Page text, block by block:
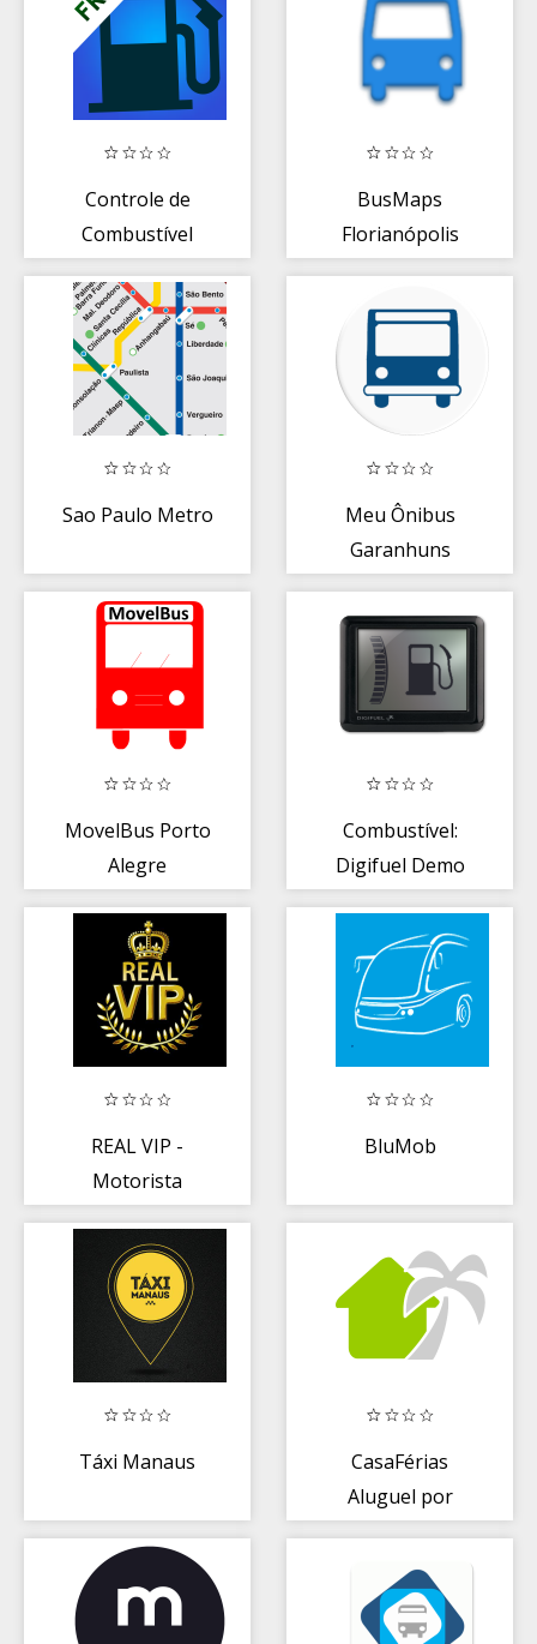
Controle de
Combustível
BusMaps
Florianópolis
Sao Paulo Metro
Meu Ônibus
Garanhuns
MovelBus Porto
Alegre
Combustível:
Digifuel Demo
REAL VIP -
Motorista
BluMob
Táxi Manaus
CasaFérias
Aluguel por